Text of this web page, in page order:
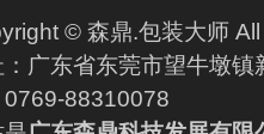
© 森鼎.包装大师
：广东省东莞市望牛墩
0769-88310078